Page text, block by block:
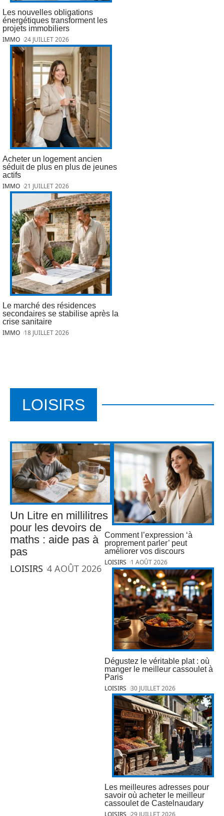
Les nouvelles obligations
énergétiques transforment les
projets immobiliers
IMMO 24 JUILLET 2026
Acheter un logement ancien
séduit de plus en plus de jeunes
actifs
IMMO 21 JUILLET 2026
Le marché des résidences
secondaires se stabilise après la
crise sanitaire
IMMO 18 JUILLET 2026
LOISIRS
Un Litre en millilitres
pour les devoirs de
maths : aide pas à
pas
LOISIRS 4 AOÛT 2026
Comment l’expression ‘à
proprement parler’ peut
améliorer vos discours
LOISIRS 1 AOÛT 2026
Dégustez le véritable plat : où
manger le meilleur cassoulet à
Paris
LOISIRS 30 JUILLET 2026
Les meilleures adresses pour
savoir où acheter le meilleur
cassoulet de Castelnaudary